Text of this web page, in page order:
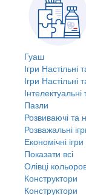
Гуаш
Ігри Настільні
Ігри Настільні
Інтелектуальні
Пазли
Розвиваючі та
Розважальні
Економічні ігри
Показати всі
Олівці
Конструктори
Конструктори